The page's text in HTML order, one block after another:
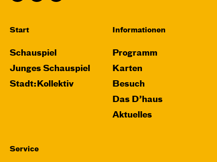
Start
Schauspiel
Junges Schauspiel
Stadt:Kollektiv
Informationen
Programm
Karten
Besuch
Das D’haus
Aktuelles
Service